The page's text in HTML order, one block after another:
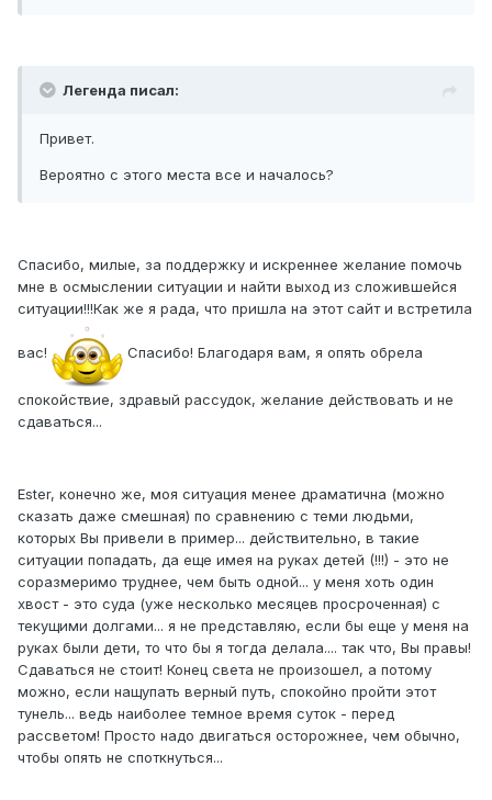
Легенда писал:
Привет.
Вероятно с этого места все и началось?
Спасибо, милые, за поддержку и искреннее желание помочь
мне в осмыслении ситуации и найти выход из сложившейся
ситуации!!!Как же я рада, что пришла на этот сайт и встретила
вас! Спасибо! Благодаря вам, я опять обрела
спокойствие, здравый рассудок, желание действовать и не
сдаваться...
Ester, конечно же, моя ситуация менее драматична (можно
сказать даже смешная) по сравнению с теми людьми,
которых Вы привели в пример... действительно, в такие
ситуации попадать, да еще имея на руках детей (!!!) - это не
соразмеримо труднее, чем быть одной... у меня хоть один
хвост - это суда (уже несколько месяцев просроченная) с
текущими долгами... я не представляю, если бы еще у меня на
руках были дети, то что бы я тогда делала.... так что, Вы правы!
Сдаваться не стоит! Конец света не произошел, а потому
можно, если нащупать верный путь, спокойно пройти этот
тунель... ведь наиболее темное время суток - перед
рассветом! Просто надо двигаться осторожнее, чем обычно,
чтобы опять не споткнуться...